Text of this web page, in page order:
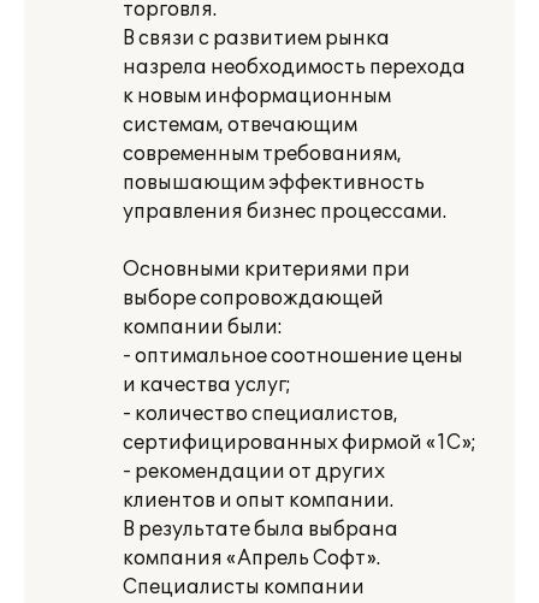
торговля.
В связи с развитием рынка
назрела необходимость перехода
к новым информационным
системам, отвечающим
современным требованиям,
повышающим эффективность
управления бизнес процессами.
Основными критериями при
выборе сопровождающей
компании были:
- оптимальное соотношение цены
и качества услуг;
- количество специалистов,
сертифицированных фирмой «1С»;
- рекомендации от других
клиентов и опыт компании.
В результате была выбрана
компания «Апрель Софт».
Специалисты компании